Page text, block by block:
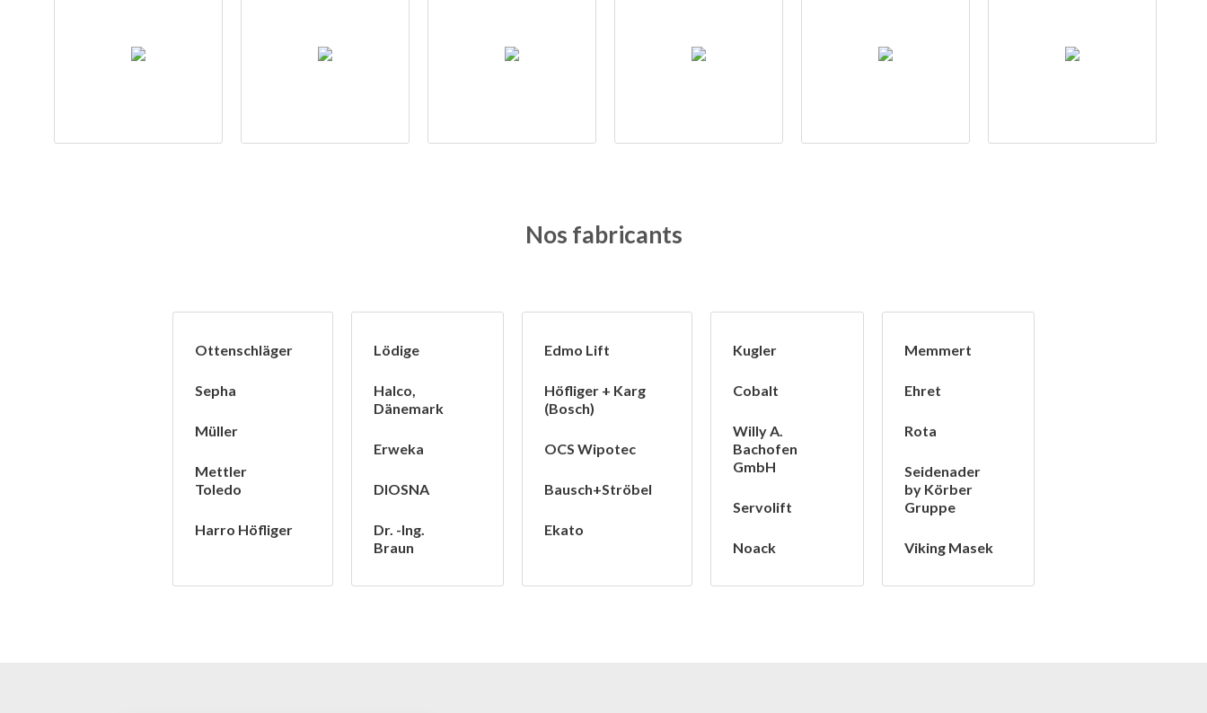
Nos fabricants
Ottenschläger
Sepha
Müller
Mettler
Toledo
Harro Höfliger
Lödige
Halco,
Dänemark
Erweka
DIOSNA
Dr. -Ing.
Braun
Edmo Lift
Höfliger + Karg
(Bosch)
OCS Wipotec
Bausch+Ströbel
Ekato
Kugler
Cobalt
Willy A.
Bachofen
GmbH
Servolift
Noack
Memmert
Ehret
Rota
Seidenader
by Körber
Gruppe
Viking Masek